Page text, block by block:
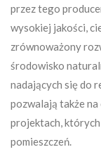
przez tego
wysokiej jakości,
zrównoważony
środowisko
nadających się do
pozwalają także
projektach,
pomieszczeń.